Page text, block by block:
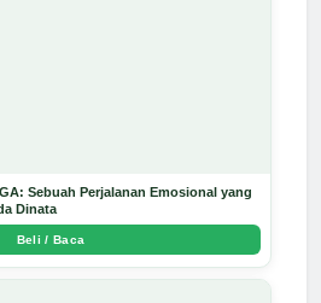
Sebuah Perjalanan Emosional yang
Dinata
Beli / Baca